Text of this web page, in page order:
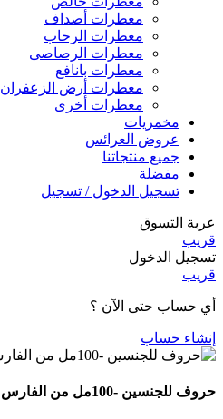
معطرات أصداف
معطرات الرحاب
معطرات الرصاصى
معطرات بانافع
معطرات أرض الزعفران
معطرات أخرى
مخمريات
عروض العرائس
جميع منتجاتنا
مفضلة
تسجيل الدخول / تسجيل
عربة التسوق
قريب
تسجيل الدخول
قريب
أي حساب حتى الآن ؟
إنشاء حساب
حروف للجنسين -100مل من الفارس للعطور الامارتية